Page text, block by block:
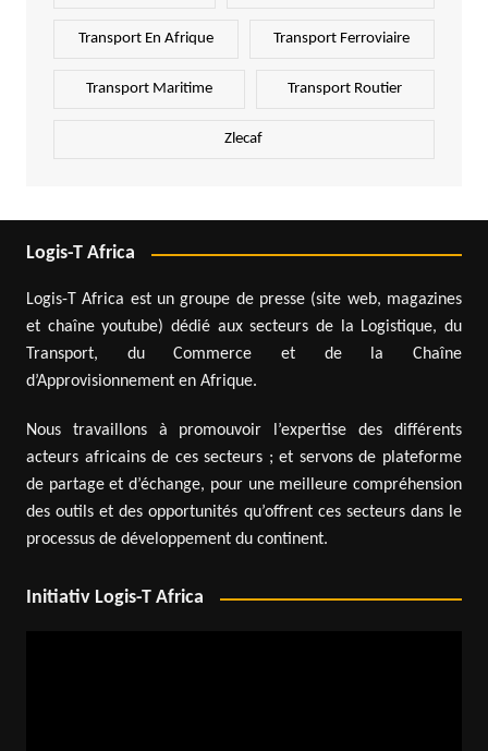
Transport En Afrique Transport Ferroviaire
Transport Maritime Transport Routier
Zlecaf
Logis-T Africa
Logis-T Africa est un groupe de presse (site web, magazines
et chaîne youtube) dédié aux secteurs de la Logistique, du
Transport, du Commerce et de la Chaîne
d’Approvisionnement en Afrique.
Nous travaillons à promouvoir l’expertise des différents
acteurs africains de ces secteurs ; et servons de plateforme
de partage et d’échange, pour une meilleure compréhension
des outils et des opportunités qu’offrent ces secteurs dans le
processus de développement du continent.
Initiativ Logis-T Africa